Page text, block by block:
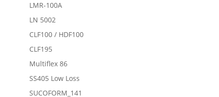
LMR-100A
LN 5002
CLF100 / HDF100
CLF195
Multiflex 86
SS405 Low Loss
SUCOFORM_141